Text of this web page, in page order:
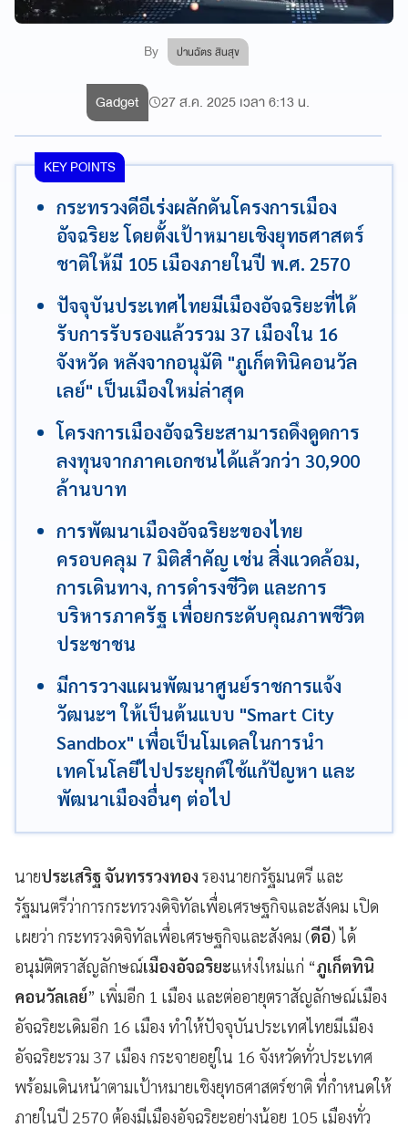
By ปานฉัตร สินสุข
Gadget 27 ส.ค. 2025 เวลา 6:13 น.
KEY POINTS
กระทรวงดีอีเร่งผลักดันโครงการเมือง
อัจฉริยะ โดยตั้งเป้าหมายเชิงยุทธศาสตร์
ชาติให้มี 105 เมืองภายในปี พ.ศ. 2570
ปัจจุบันประเทศไทยมีเมืองอัจฉริยะที่ได้
รับการรับรองแล้วรวม 37 เมืองใน 16
จังหวัด หลังจากอนุมัติ "ภูเก็ตทินิคอนวัล
เลย์" เป็นเมืองใหม่ล่าสุด
โครงการเมืองอัจฉริยะสามารถดึงดูดการ
ลงทุนจากภาคเอกชนได้แล้วกว่า 30,900
ล้านบาท
การพัฒนาเมืองอัจฉริยะของไทย
ครอบคลุม 7 มิติสำคัญ เช่น สิ่งแวดล้อม,
การเดินทาง, การดำรงชีวิต และการ
บริหารภาครัฐ เพื่อยกระดับคุณภาพชีวิต
ประชาชน
มีการวางแผนพัฒนาศูนย์ราชการแจ้ง
วัฒนะฯ ให้เป็นต้นแบบ "Smart City
Sandbox" เพื่อเป็นโมเดลในการนำ
เทคโนโลยีไปประยุกต์ใช้แก้ปัญหา และ
พัฒนาเมืองอื่นๆ ต่อไป
นายประเสริฐ จันทรรวงทอง รองนายกรัฐมนตรี และ
รัฐมนตรีว่าการกระทรวงดิจิทัลเพื่อเศรษฐกิจและสังคม เปิด
เผยว่า กระทรวงดิจิทัลเพื่อเศรษฐกิจและสังคม (ดีอี) ได้
อนุมัติตราสัญลักษณ์เมืองอัจฉริยะแห่งใหม่แก่ “ภูเก็ตทินิ
คอนวัลเลย์” เพิ่มอีก 1 เมือง และต่ออายุตราสัญลักษณ์เมือง
อัจฉริยะเดิมอีก 16 เมือง ทำให้ปัจจุบันประเทศไทยมีเมือง
อัจฉริยะรวม 37 เมือง กระจายอยู่ใน 16 จังหวัดทั่วประเทศ
พร้อมเดินหน้าตามเป้าหมายเชิงยุทธศาสตร์ชาติ ที่กำหนดให้
ภายในปี 2570 ต้องมีเมืองอัจฉริยะอย่างน้อย 105 เมืองทั่ว